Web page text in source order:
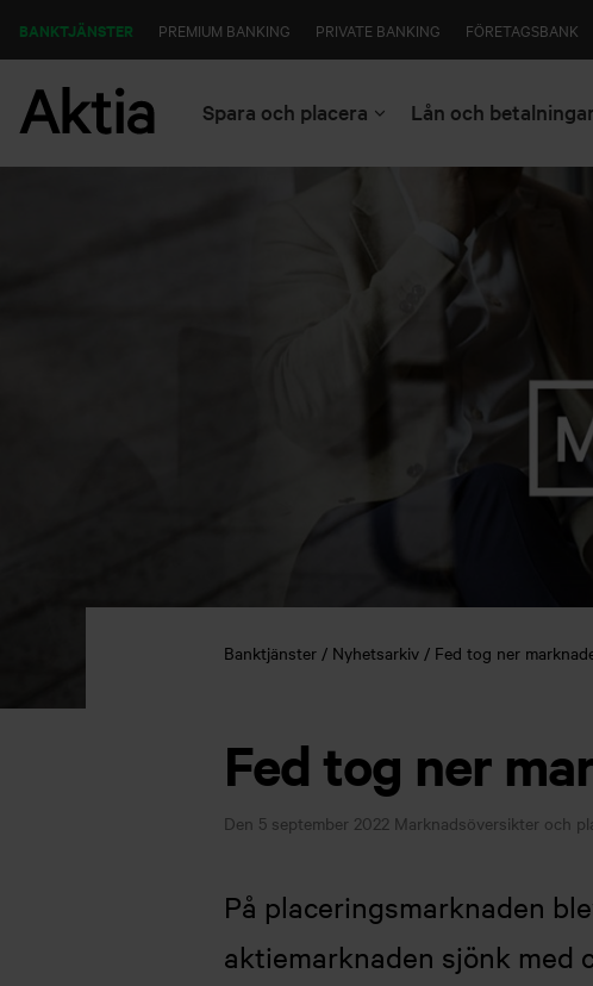
BANKTJÄNSTER PREMIUM BANKING PRIVATE BANKING FÖRETAGSBANK
Spara och placera Lån och betalningar
Banktjänster Nyhetsarkiv Fed tog ner
Fed tog ner
Den 5 september 2022 Marknadsöversikter och
På placeringsmarknaden
aktiemarknaden sjönk med